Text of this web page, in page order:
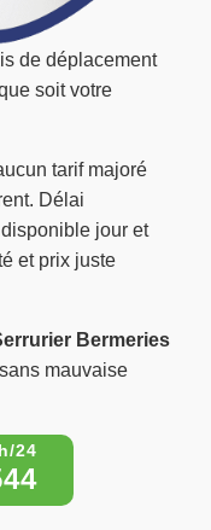
de déplacement
soit votre
tarif majoré
Délai
jour et
et prix juste
Bermeries
mauvaise